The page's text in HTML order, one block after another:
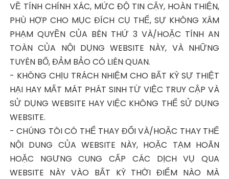
VỀ TÍNH CHÍNH XÁC, MỨC ĐỘ TIN CẬY, HOÀN THIỆN,
PHÙ HỢP CHO MỤC ĐÍCH CỤ THỂ, SỰ KHÔNG XÂM
PHẠM QUYỀN CỦA BÊN THỨ 3 VÀ/HOẶC TÍNH AN
TOÀN CỦA NỘI DỤNG WEBSITE NÀY, VÀ NHỮNG
TUYÊN BỐ, ĐẢM BẢO CÓ LIÊN QUAN.
- KHÔNG CHỊU TRÁCH NHIỆM CHO BẤT KỲ SỰ THIỆT
HẠI HAY MẤT MÁT PHÁT SINH TỪ VIỆC TRUY CẬP VÀ
SỬ DỤNG WEBSITE HAY VIỆC KHÔNG THỂ SỬ DỤNG
WEBSITE.
- CHÚNG TÔI CÓ THỂ THAY ĐỔI VÀ/HOẶC THAY THẾ
NỘI DUNG CỦA WEBSITE NÀY, HOẶC TẠM HOÃN
HOẶC NGƯNG CUNG CẤP CÁC DỊCH VỤ QUA
WEBSITE NÀY VÀO BẤT KỲ THỜI ĐIỂM NÀO MÀ